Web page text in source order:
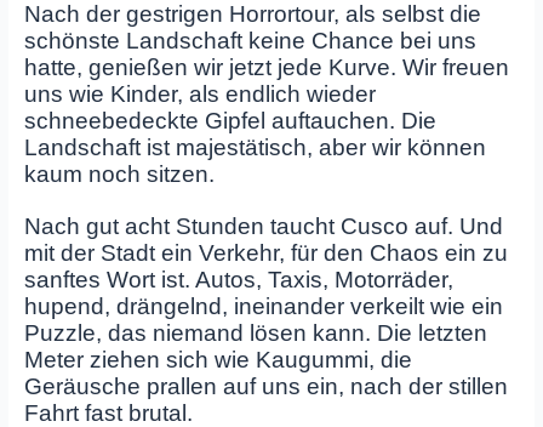
Nach der gestrigen Horrortour, als selbst die
schönste Landschaft keine Chance bei uns
hatte, genießen wir jetzt jede Kurve. Wir freuen
uns wie Kinder, als endlich wieder
schneebedeckte Gipfel auftauchen. Die
Landschaft ist majestätisch, aber wir können
kaum noch sitzen.
Nach gut acht Stunden taucht Cusco auf. Und
mit der Stadt ein Verkehr, für den Chaos ein zu
sanftes Wort ist. Autos, Taxis, Motorräder,
hupend, drängelnd, ineinander verkeilt wie ein
Puzzle, das niemand lösen kann. Die letzten
Meter ziehen sich wie Kaugummi, die
Geräusche prallen auf uns ein, nach der stillen
Fahrt fast brutal.